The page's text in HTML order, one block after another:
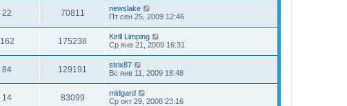
22 70811
newslake
Пт сен 25, 2009 12:46
162 175238
Kirill Limping
Ср янв 21, 2009 16:31
84 129191
strix87
Вс янв 11, 2009 18:48
14 83099
midgard
Ср окт 29, 2008 23:16